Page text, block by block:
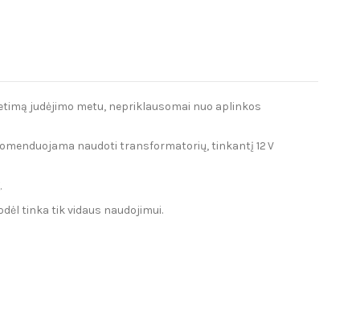
judėjimo metu, nepriklausomai nuo aplinkos
naudoti transformatorių, tinkantį 12 V
tinka tik vidaus naudojimui.